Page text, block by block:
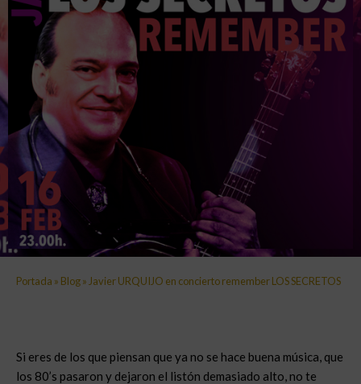
Portada » Blog» Javier URQUIJO en concierto remember LOS SECRETOS
Si eres de los que piensan que ya no se hace buena música, que
los 80’s pasaron y dejaron el listón demasiado alto, no te